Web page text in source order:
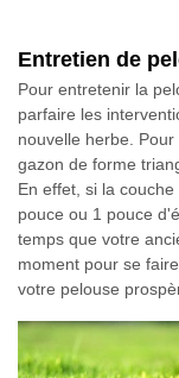
Entretien de
Pour entretenir la
parfaire les
nouvelle herbe.
gazon de forme
En effet, si la
pouce ou 1 pouce
temps que votre
moment pour se
votre pelouse